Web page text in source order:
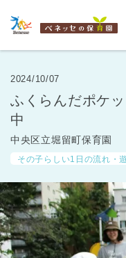
2024/10/07
ふくらんだポケ
中
中央区立堀留町保育園
その子らしい1日の流れ・